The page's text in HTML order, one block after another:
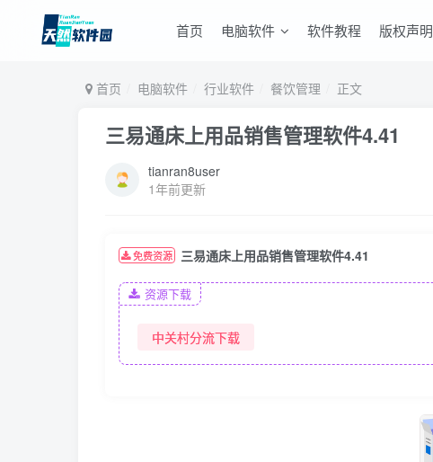
首页 电脑软件 软件教程 版权声明
首页 电脑软件 行业软件 餐饮管理 正文
三易通床上用品销售管理软件4.41
tianran8user
1年前更新
免费资源 三易通床上用品销售管理软件4.41
资源下载
中关村分流下载